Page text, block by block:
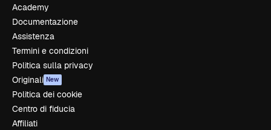
Academy
Documentazione
Assistenza
Termini e condizioni
Politica sulla privacy
Originali New
Politica dei cookie
Centro di fiducia
Affiliati